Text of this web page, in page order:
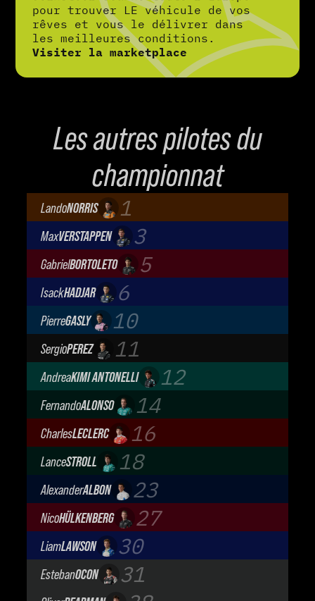
pour trouver LE véhicule de vos
rêves et vous le délivrer dans
les meilleures conditions.
Visiter la marketplace
Les autres pilotes du
championnat
LandoNORRIS 1
McLaren Mastercard F1 Team
MaxVERSTAPPEN 3
Oracle Red Bull Racing
GabrielBORTOLETO 5
Audi Revolut F1 Team
IsackHADJAR 6
Oracle Red Bull Racing
PierreGASLY 10
BWT Alpine Formula One Team
SergioPEREZ 11
Cadillac Formula 1 Team
AndreaKIMI ANTONELLI 12
Mercedes-AMG Petronas F1 Team
FernandoALONSO 14
Aston Martin Aramco F1 Team
CharlesLECLERC 16
Scuderia Ferrari
LanceSTROLL 18
Aston Martin Aramco F1 Team
AlexanderALBON 23
Atlassian Williams F1 Team
NicoHÜLKENBERG 27
Audi Revolut F1 Team
LiamLAWSON 30
Visa Cash App Racing Bulls
EstebanOCON 31
TGR Haas F1 Team